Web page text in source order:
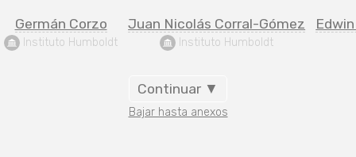
Germán Corzo
Instituto Humboldt
Juan Nicolás Corral-Gómez
Instituto Humboldt
Continuar ▼
Bajar hasta anexos